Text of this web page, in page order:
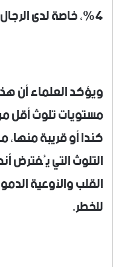
4%، خاصة لدى الرجال.
ويؤكد العلماء أن
مستويات تلوث أقل
كندا أو قريبة
التلوث التي يُفترض
القلب والأوعية
للخطر.